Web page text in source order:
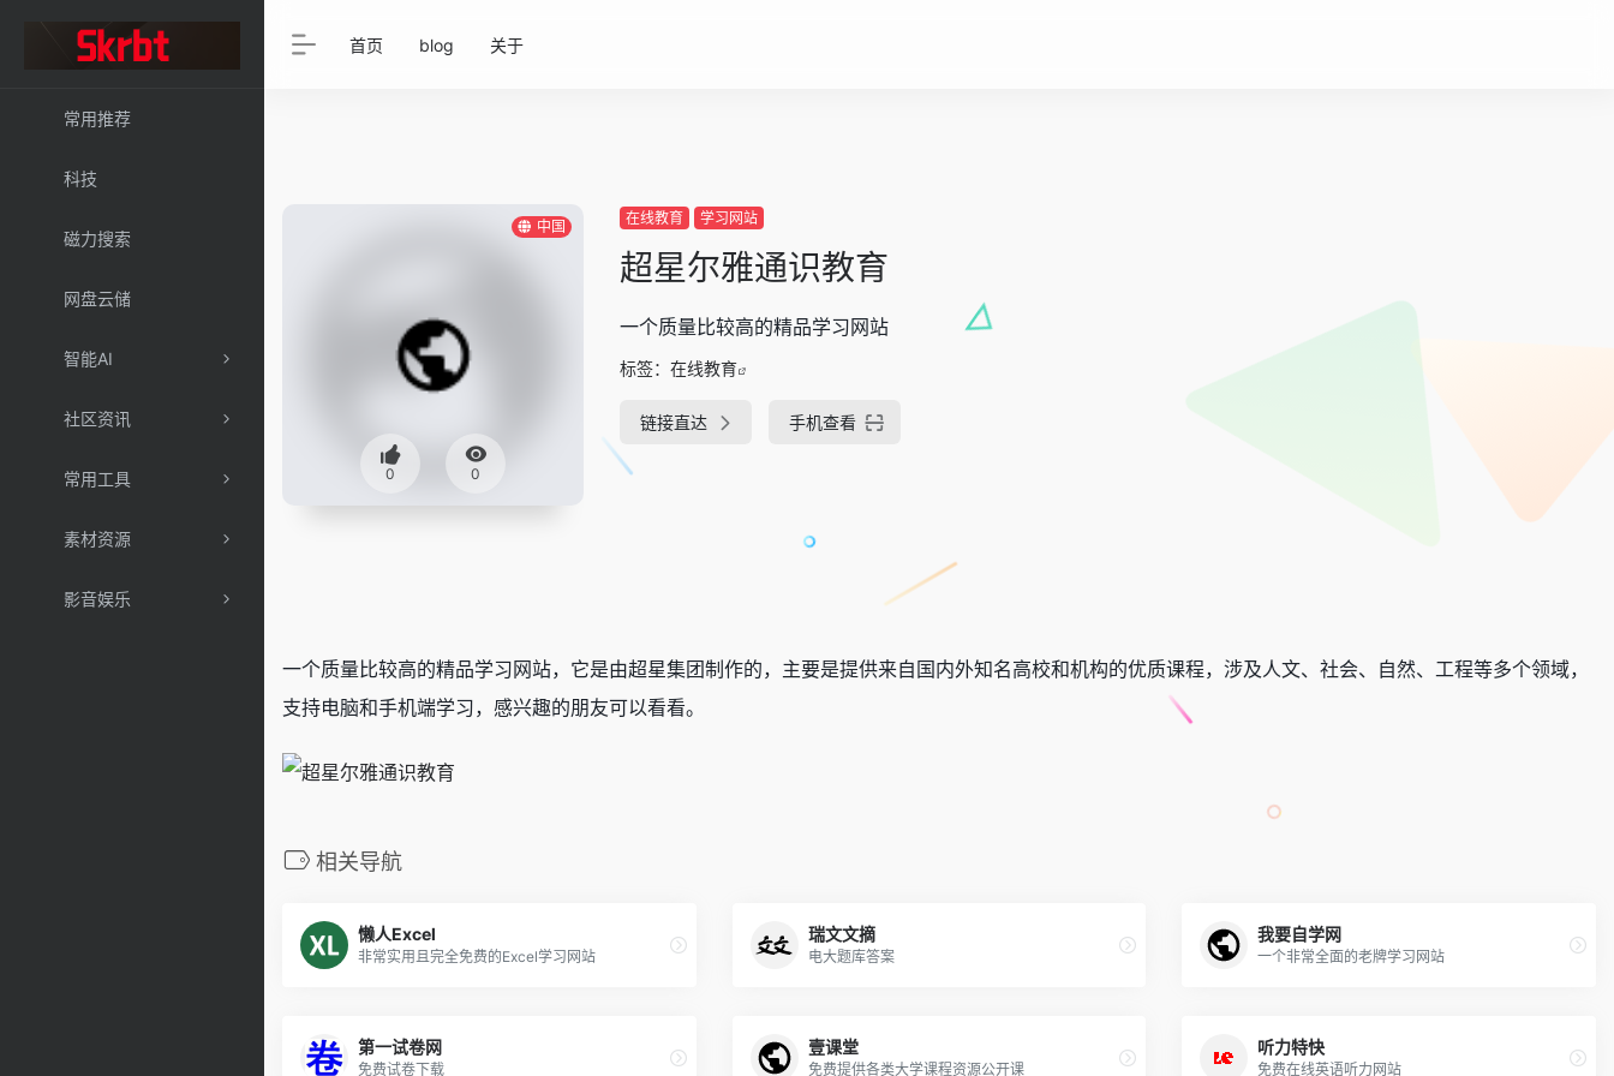
常用推荐
科技
磁力搜索
网盘云储
智能AI
社区资讯
常用工具
素材资源
影音娱乐
首页 blog 关于
中国
0 0
在线教育 学习网站
超星尔雅通识教育
一个质量比较高的精品学习网站
标签： 在线教育
链接直达 手机查看
一个质量比较高的精品学习网站，它是由超星集团制作的，主要是提供来自国内外知名高校和机构的优质课程，涉及人文、社会、自然、工程等多个领域，
支持电脑和手机端学习，感兴趣的朋友可以看看。
相关导航
懒人Excel
非常实用且完全免费的Excel学习网站
瑞文文摘
电大题库答案
我要自学网
一个非常全面的老牌学习网站
第一试卷网
免费试卷下载
壹课堂
免费提供各类大学课程资源公开课
听力特快
免费在线英语听力网站